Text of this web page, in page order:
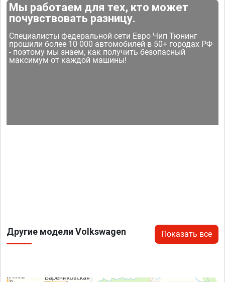
Мы работаем для тех, кто может
почувствовать разницу.
Специалисты федеральной сети Евро Чип Тюнинг
прошили более 10 000 автомобилей в 50+ городах РФ
- поэтому мы знаем, как получить безопасный
максимум от каждой машины!
Другие модели Volkswagen Показать все